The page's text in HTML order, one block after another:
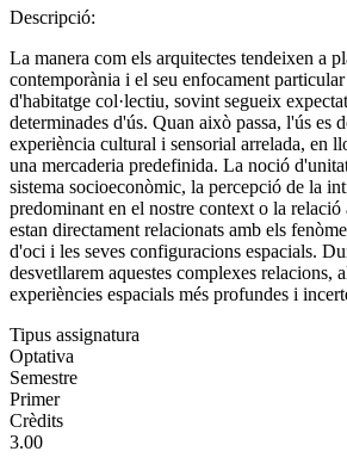
Descripció:
La manera com els arquitectes tendeixen a
contemporània i el seu enfocament
d'habitatge col·lectiu, sovint segueix
determinades d'ús. Quan això passa, l'ús es
experiència cultural i sensorial arrelada, en
una mercaderia predefinida. La noció
sistema socioeconòmic, la percepció de la
predominant en el nostre context o la relació
estan directament relacionats amb els
d'oci i les seves configuracions espacials.
desvetllarem aquestes complexes relacions,
experiències espacials més profundes i
Tipus assignatura
Optativa
Semestre
Primer
Crèdits
3.00